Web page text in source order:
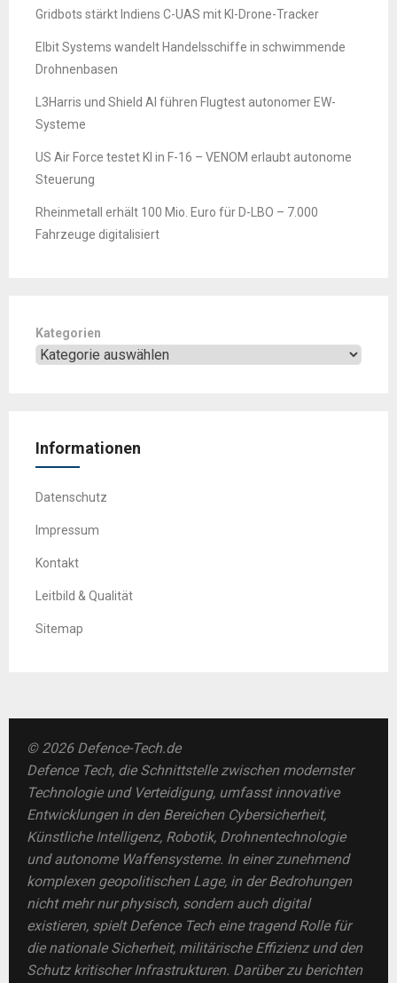
Gridbots stärkt Indiens C-UAS mit KI-Drone-Tracker
Elbit Systems wandelt Handelsschiffe in schwimmende
Drohnenbasen
L3Harris und Shield AI führen Flugtest autonomer EW-
Systeme
US Air Force testet KI in F-16 – VENOM erlaubt autonome
Steuerung
Rheinmetall erhält 100 Mio. Euro für D-LBO – 7.000
Fahrzeuge digitalisiert
Kategorien
Informationen
Datenschutz
Impressum
Kontakt
Leitbild & Qualität
Sitemap
© 2026 Defence-Tech.de
Defence Tech, die Schnittstelle zwischen modernster
Technologie und Verteidigung, umfasst innovative
Entwicklungen in den Bereichen Cybersicherheit,
Künstliche Intelligenz, Robotik, Drohnentechnologie
und autonome Waffensysteme. In einer zunehmend
komplexen geopolitischen Lage, in der Bedrohungen
nicht mehr nur physisch, sondern auch digital
existieren, spielt Defence Tech eine tragend Rolle für
die nationale Sicherheit, militärische Effizienz und den
Schutz kritischer Infrastrukturen. Darüber zu berichten